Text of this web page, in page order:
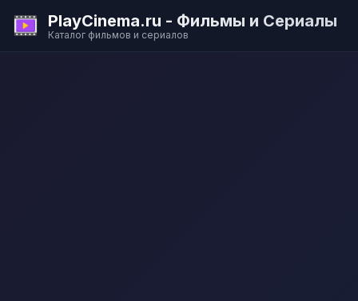
PlayCinema.ru - Фильмы и Сериалы
Каталог фильмов и сериалов